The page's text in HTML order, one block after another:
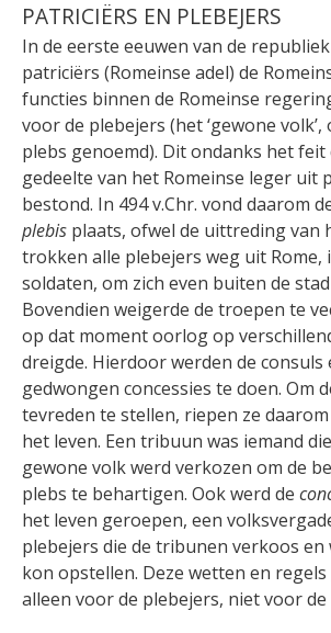
PATRICIËRS EN PLEBEJERS
In de eerste eeuwen van de
patriciërs (Romeinse adel) de
functies binnen de Romeinse
voor de plebejers (het ‘gewone
plebs genoemd). Dit ondanks het
gedeelte van het Romeinse leger uit
bestond. In 494 v.Chr. vond daarom
plebis plaats, ofwel de uittreding van
trokken alle plebejers weg uit Rome,
soldaten, om zich even buiten de
Bovendien weigerde de troepen te
op dat moment oorlog op
dreigde. Hierdoor werden de consuls
gedwongen concessies te doen. Om
tevreden te stellen, riepen ze
het leven. Een tribuun was iemand
gewone volk werd verkozen om de
plebs te behartigen. Ook werd de
het leven geroepen, een
plebejers die de tribunen verkoos
kon opstellen. Deze wetten en
alleen voor de plebejers, niet voor